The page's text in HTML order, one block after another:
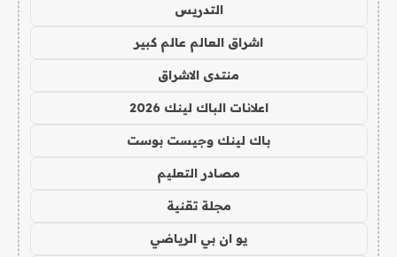
التدريس
اشراق العالم عالم كبير
منتدى الاشراق
اعلانات الباك لينك 2026
باك لينك وجيست بوست
مصادر التعليم
مجلة تقنية
يو ان بي الرياضي